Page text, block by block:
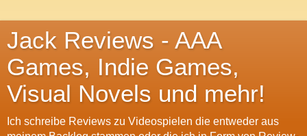
Jack Reviews - AAA
Games, Indie Games,
Visual Novels und mehr!
Ich schreibe Reviews zu Videospielen die entweder aus